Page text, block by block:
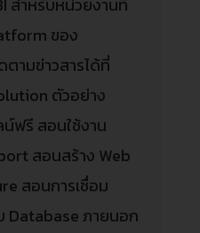
สำหรับหน่วยงานที่
ของ
ามข่าวสารได้ที่
ตัวอย่าง
ฟรี สอนใช้งาน
สอนสร้าง Web
สอนการเชื่อม
Database ภายนอก